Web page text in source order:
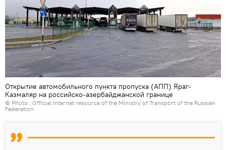
Открытие автомобильного пункта пропуска (АПП) Яраг-
Казмаляр на российско-азербайджанской границе
© Photo : Official Internet resource of the Ministry of Transport of the Russian
Federation